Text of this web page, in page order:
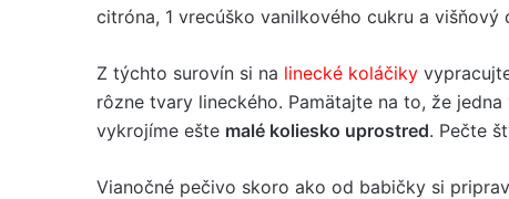
citróna, 1 vrecúško vanilkového cukru a višňový
Z týchto surovín si na linecké koláčiky
rôzne tvary lineckého. Pamätajte na to, že
vykrojíme ešte malé koliesko uprostred. Pečte
Vianočné pečivo skoro ako od babičky si